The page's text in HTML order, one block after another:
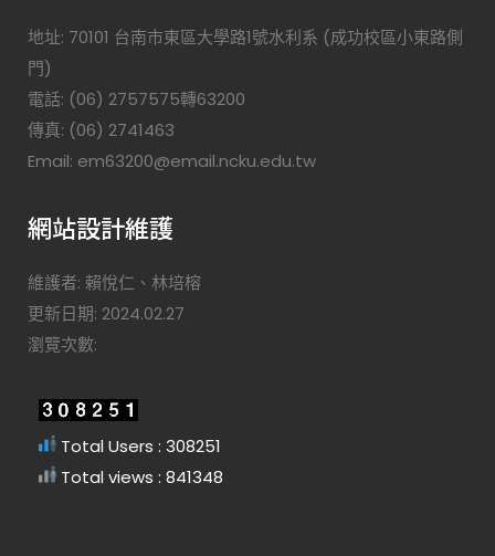
地址: 70101 台南市東區大學路1號水利系 (成功校區小東路側
門)
電話: (06) 2757575轉63200
傳真: (06) 2741463
Email: em63200@email.ncku.edu.tw
網站設計維護
維護者: 賴悅仁、林培榕
更新日期: 2024.02.27
瀏覽次數:
Total Users : 308251
Total views : 841348